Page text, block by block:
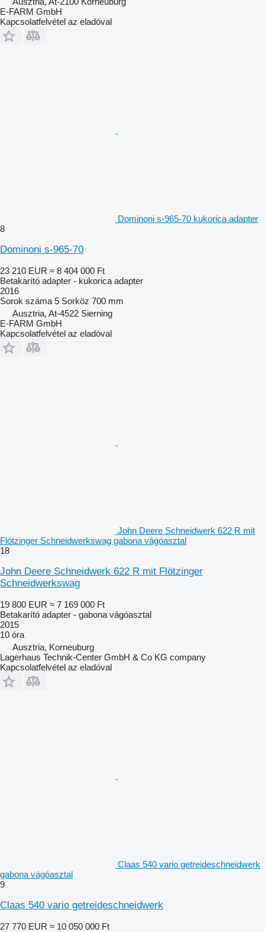
E-FARM GmbH
Kapcsolatfelvétel az eladóval
Dominoni s-965-70 kukorica adapter
8
Dominoni s-965-70
23 210 EUR ≈ 8 404 000 Ft
Betakarító adapter - kukorica adapter
2016
Sorok száma 5 Sorköz 700 mm
Ausztria, At-4522 Sierning
E-FARM GmbH
Kapcsolatfelvétel az eladóval
John Deere Schneidwerk 622 R mit
Flötzinger Schneidwerkswag gabona vágóasztal
18
John Deere Schneidwerk 622 R mit Flötzinger
Schneidwerkswag
19 800 EUR ≈ 7 169 000 Ft
Betakarító adapter - gabona vágóasztal
2015
10 óra
Ausztria, Korneuburg
Lagerhaus Technik-Center GmbH & Co KG company
Kapcsolatfelvétel az eladóval
Claas 540 vario getreideschneidwerk
gabona vágóasztal
9
Claas 540 vario getreideschneidwerk
27 770 EUR ≈ 10 050 000 Ft